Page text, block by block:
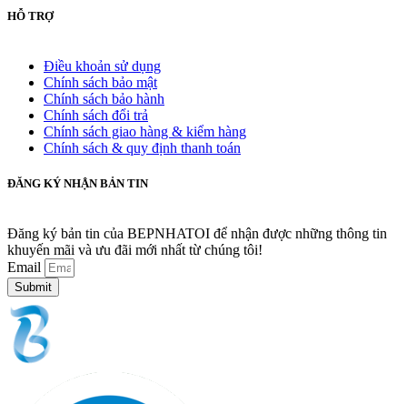
HỖ TRỢ
Điều khoản sử dụng
Chính sách bảo mật
Chính sách bảo hành
Chính sách đổi trả
Chính sách giao hàng & kiểm hàng
Chính sách & quy định thanh toán
ĐĂNG KÝ NHẬN BẢN TIN
Đăng ký bản tin của BEPNHATOI để nhận được những thông tin
khuyến mãi và ưu đãi mới nhất từ chúng tôi!
Email
Submit